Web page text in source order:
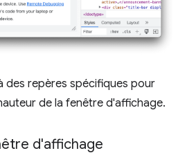
des repères spécifiques pour
de la fenêtre d'affichage.
d'affichage